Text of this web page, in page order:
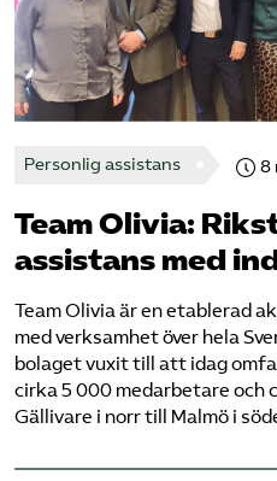
Kontakt
Pressrum
Mina sidor
Privat Vårdfakta
Bli medlem
Logga in på
Personlig assistans 8
Team Olivia:
assistans med
Team Olivia är en etablerad
med verksamhet över hela
bolaget vuxit till att idag
cirka 5 000 medarbetare och
Gällivare i norr till Malmö i